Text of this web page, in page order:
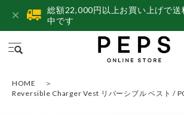
総額22,000円以上お買い上げで送
中です
HOME
Reversible Charger Vest リバーシブル ベスト /